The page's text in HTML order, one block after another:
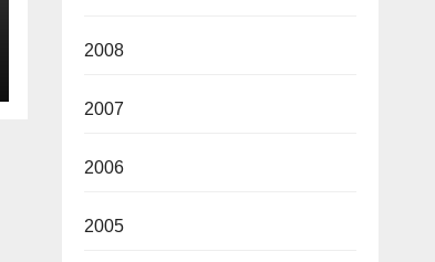
2008
2007
2006
2005